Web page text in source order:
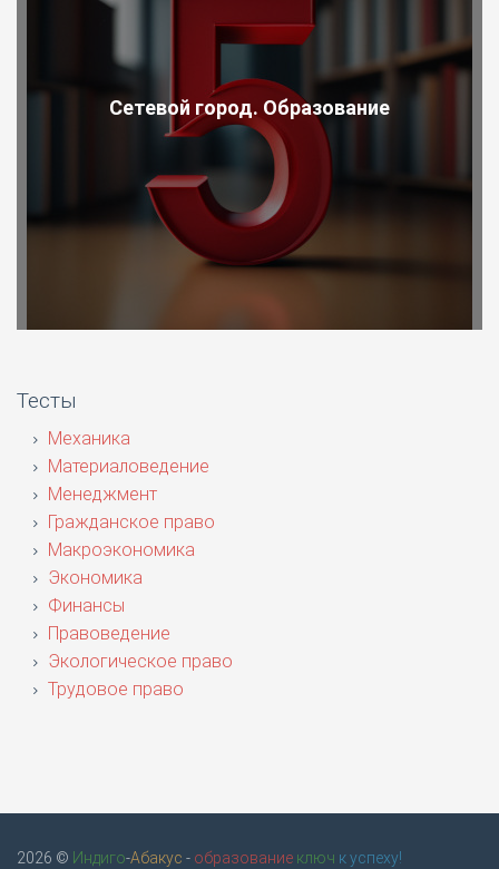
Сетевой город. Образование
Тесты
Механика
Материаловедение
Менеджмент
Гражданское право
Макроэкономика
Экономика
Финансы
Правоведение
Экологическое право
Трудовое право
2026 © Индиго-Абакус - образование ключ к успеху!